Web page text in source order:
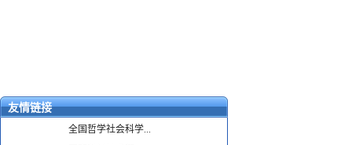
友情链接
全国哲学社会科学...